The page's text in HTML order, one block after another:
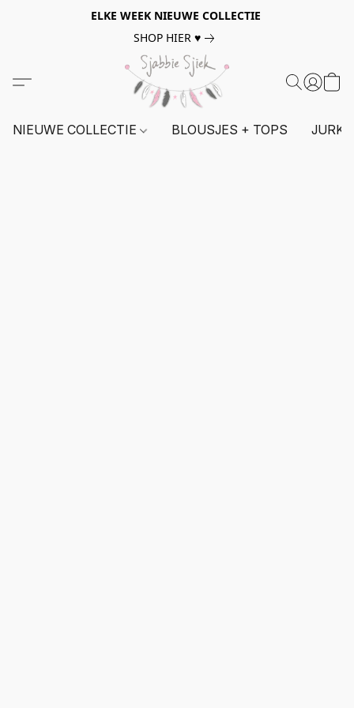
ELKE WEEK NIEUWE COLLECTIE
SHOP HIER ♥
NIEUWE COLLECTIE BLOUSJES + TOPS